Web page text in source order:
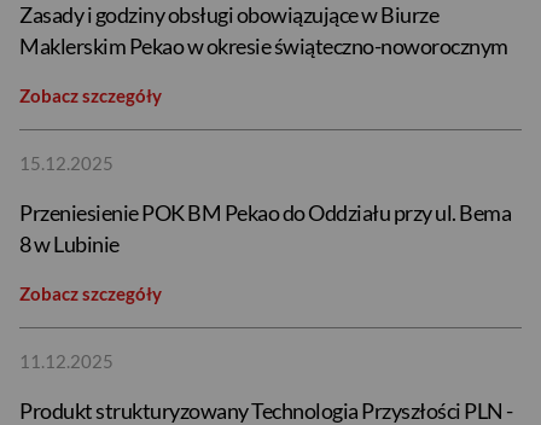
Zasady i godziny obsługi obowiązujące w Biurze
Maklerskim Pekao w okresie świąteczno-noworocznym
Zobacz szczegóły
15.12.2025
Przeniesienie POK BM Pekao do Oddziału przy ul. Bema
8 w Lubinie
Zobacz szczegóły
11.12.2025
Produkt strukturyzowany Technologia Przyszłości PLN -